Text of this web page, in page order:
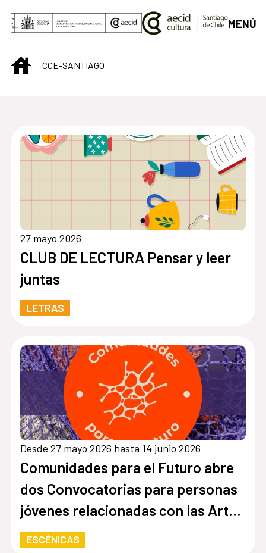
Saltar al contenido principal
MENÚ
INICIOCCE-SANTIAGO
27 mayo 2026
CLUB DE LECTURA Pensar y leer
juntas
LETRAS
Desde 27 mayo 2026 hasta 14 junio 2026
Comunidades para el Futuro abre
dos Convocatorias para personas
jóvenes relacionadas con las Artes
Escénicas Iberoamericanas
ESCÉNICAS